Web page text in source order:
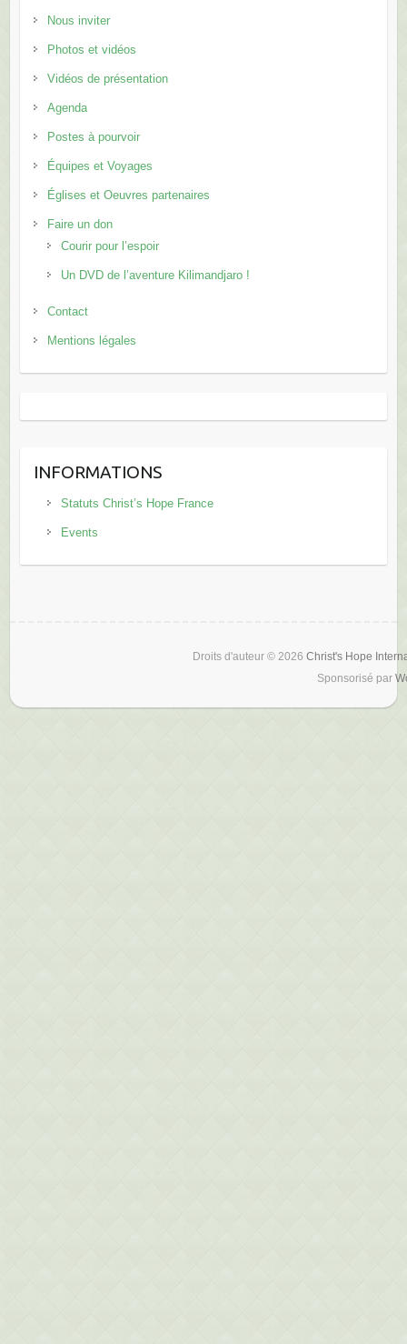
Nous inviter
Photos et vidéos
Vidéos de présentation
Agenda
Postes à pourvoir
Équipes et Voyages
Églises et Oeuvres partenaires
Faire un don
Courir pour l’espoir
Un DVD de l’aventure Kilimandjaro !
Contact
Mentions légales
INFORMATIONS
Statuts Christ’s Hope France
Events
Droits d'auteur © 2026 Christ's Hope
Sponsorisé par